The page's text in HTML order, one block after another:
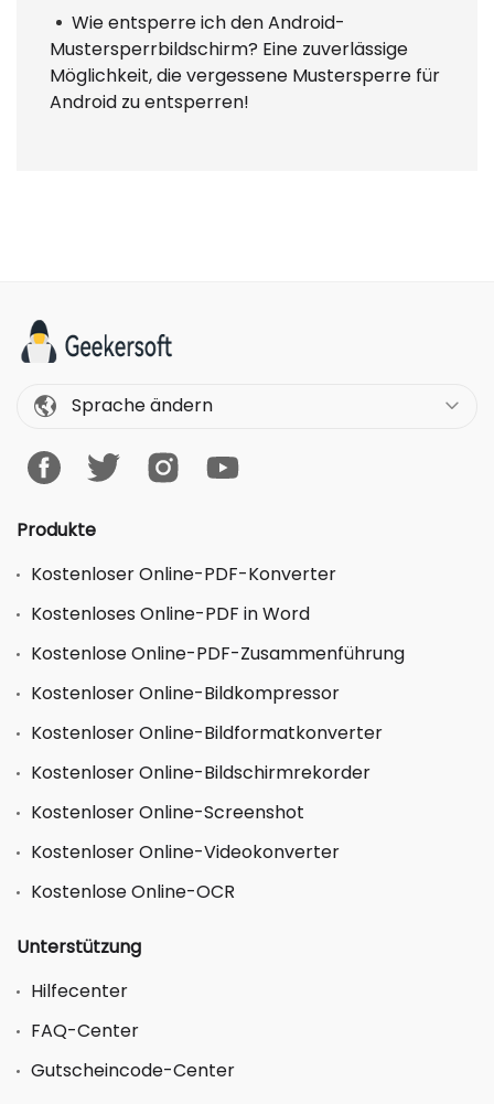
Wie entsperre ich den Android-
Mustersperrbildschirm? Eine zuverlässige
Möglichkeit, die vergessene Mustersperre für
Android zu entsperren!
Sprache ändern
Produkte
Kostenloser Online-PDF-Konverter
Kostenloses Online-PDF in Word
Kostenlose Online-PDF-Zusammenführung
Kostenloser Online-Bildkompressor
Kostenloser Online-Bildformatkonverter
Kostenloser Online-Bildschirmrekorder
Kostenloser Online-Screenshot
Kostenloser Online-Videokonverter
Kostenlose Online-OCR
Unterstützung
Hilfecenter
FAQ-Center
Gutscheincode-Center